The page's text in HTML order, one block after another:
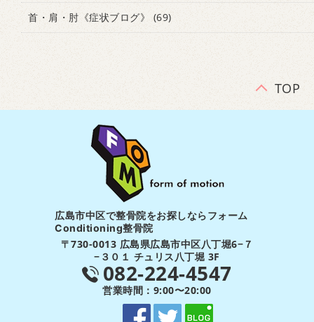
首・肩・肘《症状ブログ》 (69)
TOP
広島市中区で整骨院をお探しならフォーム
Conditioning整骨院
〒730-0013 広島県広島市中区八丁堀6−７
−３０１ チュリス八丁堀 3F
082-224-4547
営業時間：9:00〜20:00